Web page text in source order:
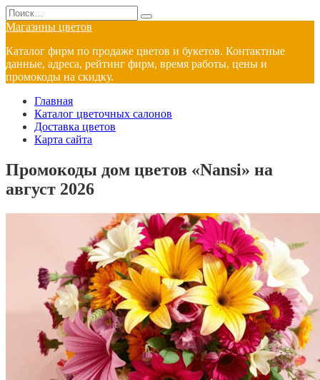
Перейти
к
содержанию
Search
for:
Магазины цветов
Каталог фирм по продаже цветов и букетов. Контактные
данные, адреса, рейтинг фирм, время работы, цены и
промокоды на скидку.
Главная
Каталог цветочных салонов
Доставка цветов
Карта сайта
Промокоды дом цветов «Nansi» на
август 2026